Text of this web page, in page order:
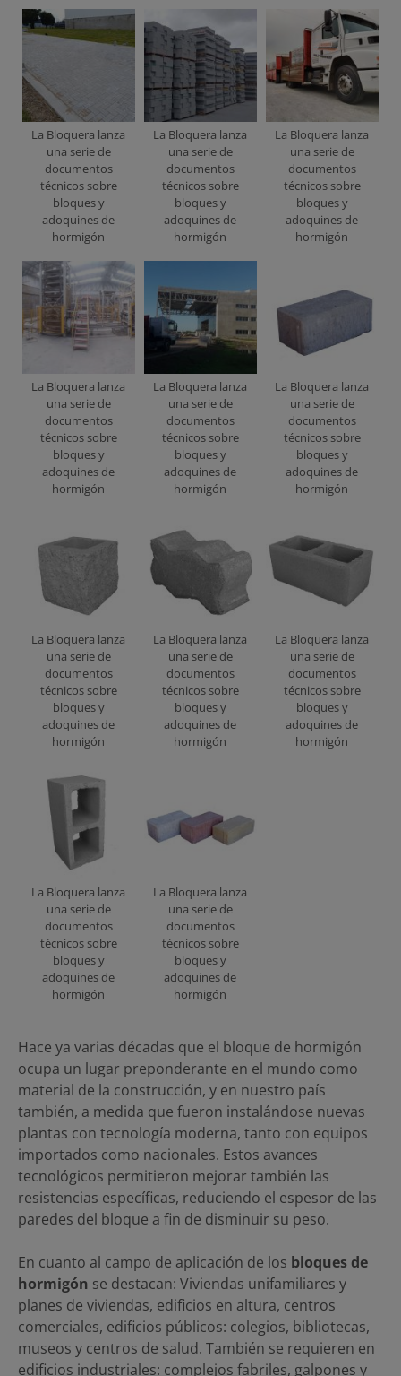
La Bloquera lanza
una serie de
documentos
técnicos sobre
bloques y
adoquines de
hormigón
La Bloquera lanza
una serie de
documentos
técnicos sobre
bloques y
adoquines de
hormigón
La Bloquera lanza
una serie de
documentos
técnicos sobre
bloques y
adoquines de
hormigón
La Bloquera lanza
una serie de
documentos
técnicos sobre
bloques y
adoquines de
hormigón
La Bloquera lanza
una serie de
documentos
técnicos sobre
bloques y
adoquines de
hormigón
La Bloquera lanza
una serie de
documentos
técnicos sobre
bloques y
adoquines de
hormigón
La Bloquera lanza
una serie de
documentos
técnicos sobre
bloques y
adoquines de
hormigón
La Bloquera lanza
una serie de
documentos
técnicos sobre
bloques y
adoquines de
hormigón
La Bloquera lanza
una serie de
documentos
técnicos sobre
bloques y
adoquines de
hormigón
La Bloquera lanza
una serie de
documentos
técnicos sobre
bloques y
adoquines de
hormigón
La Bloquera lanza
una serie de
documentos
técnicos sobre
bloques y
adoquines de
hormigón
Hace ya varias décadas que el bloque de hormigón
ocupa un lugar preponderante en el mundo como
material de la construcción, y en nuestro país
también, a medida que fueron instalándose nuevas
plantas con tecnología moderna, tanto con equipos
importados como nacionales. Estos avances
tecnológicos permitieron mejorar también las
resistencias específicas, reduciendo el espesor de las
paredes del bloque a fin de disminuir su peso.
En cuanto al campo de aplicación de los bloques de
hormigón se destacan: Viviendas unifamiliares y
planes de viviendas, edificios en altura, centros
comerciales, edificios públicos: colegios, bibliotecas,
museos y centros de salud. También se requieren en
edificios industriales: complejos fabriles, galpones y